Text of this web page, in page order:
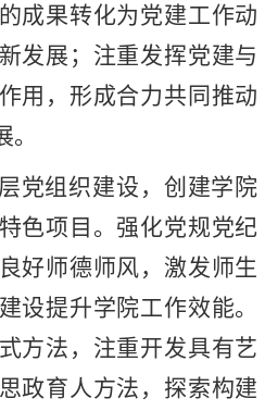
成果转化为党建工作动
发展；注重发挥党建与
用，形成合力共同推动
党组织建设，创建学院
色项目。强化党规党纪
好师德师风，激发师生
设提升学院工作效能。
方法，注重开发具有艺
政育人方法，探索构建